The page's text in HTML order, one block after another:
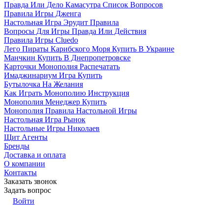
Правда Или Дело Камасутра Список Вопросов
Правила Игры Дженга
Настольная Игра Эрудит Правила
Вопросы Для Игры Правда Или Действия
Правила Игры Cluedo
Лего Пираты Карибского Моря Купить В Украине
Манчкин Купить В Днепропетровске
Карточки Монополия Распечатать
Имаджинариум Игра Купить
Бутылочка На Желания
Как Играть Монополию Инструкция
Монополия Менеджер Купить
Монополия Правила Настольной Игры
Настольная Игра Рынок
Настольные Игры Николаев
Щит Агенты
Бренды
Доставка и оплата
О компании
Контакты
Заказать звонок
Задать вопрос
Войти